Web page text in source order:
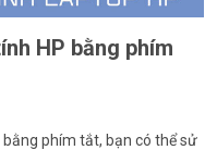
HP bằng phím
phím tắt, bạn có thể sử